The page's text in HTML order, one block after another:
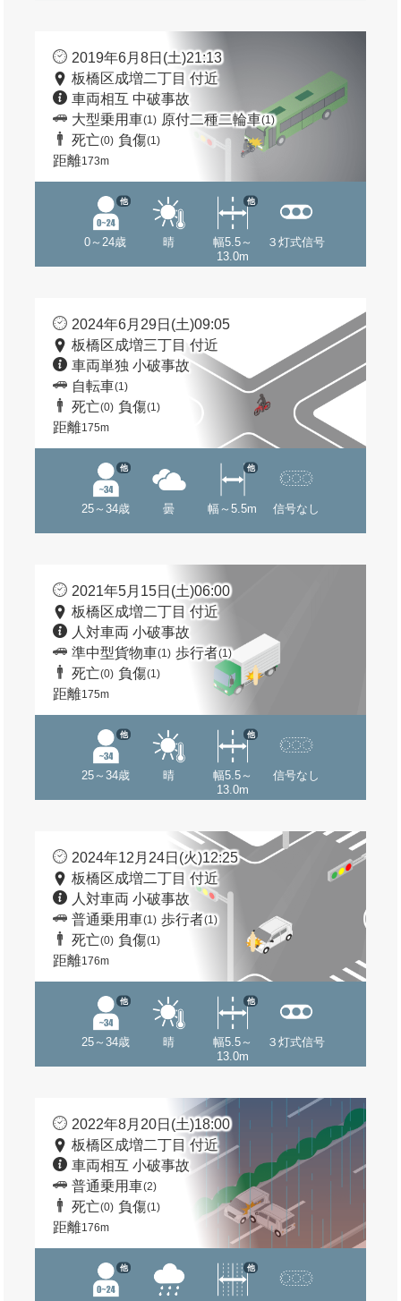
2019年6月8日(土)21:13
板橋区成増二丁目 付近
車両相互 中破事故
大型乗用車(1) 原付二種二輪車(1)
死亡(0) 負傷(1)
距離173m
0～24歳
他
晴
幅5.5～
13.0m
他
３灯式信号
2024年6月29日(土)09:05
板橋区成増三丁目 付近
車両単独 小破事故
自転車(1)
死亡(0) 負傷(1)
距離175m
25～34歳
他
曇 幅～5.5m
他
信号なし
2021年5月15日(土)06:00
板橋区成増二丁目 付近
人対車両 小破事故
準中型貨物車(1) 歩行者(1)
死亡(0) 負傷(1)
距離175m
25～34歳
他
晴
幅5.5～
13.0m
他
信号なし
2024年12月24日(火)12:25
板橋区成増二丁目 付近
人対車両 小破事故
普通乗用車(1) 歩行者(1)
死亡(0) 負傷(1)
距離176m
25～34歳
他
晴
幅5.5～
13.0m
他
３灯式信号
2022年8月20日(土)18:00
板橋区成増二丁目 付近
車両相互 小破事故
普通乗用車(2)
死亡(0) 負傷(1)
距離176m
他 他